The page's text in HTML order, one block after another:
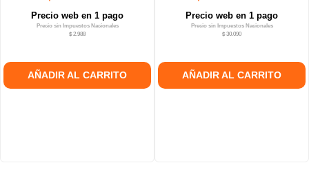
Precio web en 1 pago
Precio sin Impuestos Nacionales
$ 2.988
AÑADIR AL CARRITO
Precio web en 1 pago
Precio sin Impuestos Nacionales
$ 30.090
AÑADIR AL CARRITO